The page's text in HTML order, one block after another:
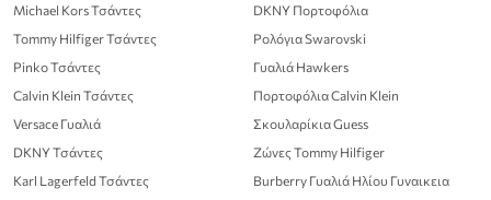
Michael Kors Τσάντες
Tommy Hilfiger Τσάντες
Pinko Τσάντες
Calvin Klein Τσάντες
Versace Γυαλιά
DKNY Τσάντες
Karl Lagerfeld Τσάντες
DKNY Πορτοφόλια
Ρολόγια Swarovski
Γυαλιά Hawkers
Πορτοφόλια Calvin Klein
Σκουλαρίκια Guess
Ζώνες Tommy Hilfiger
Burberry Γυαλιά Ηλίου Γυναικεια